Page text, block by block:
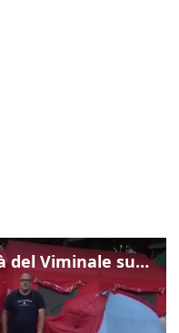
Gualtieri: "Responsabilità del Viminale su Spin Time? La posizione dei partiti è nota"